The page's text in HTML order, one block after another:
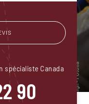
spécialiste Canada
90